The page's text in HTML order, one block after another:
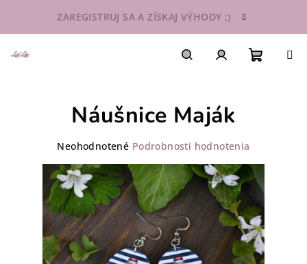
obsah
ZAREGISTRUJ SA A ZÍSKAJ VÝHODY ;)
Náušnice Maják
Priemerné
produktu
je
0,0
z
hviezdičiek.
Neohodnotené Podrobnosti hodnotenia